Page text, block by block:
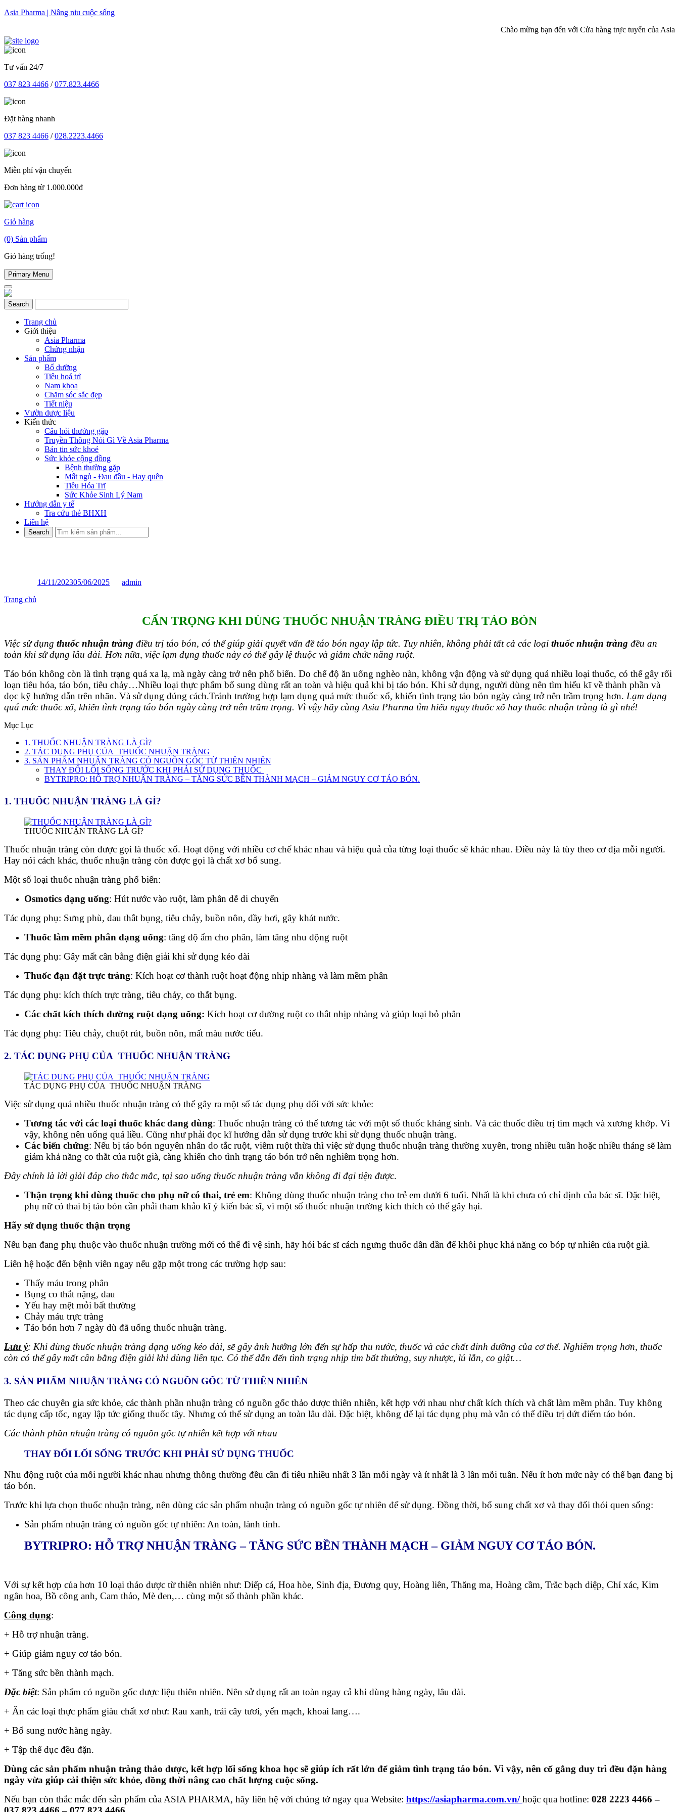
Skip
Asia Pharma | Nâng niu cuộc sống
Chào mừng bạn đến với Cửa hàng trực tuyến của Asia Pharma
Tư vấn 24/7
037 823 4466 /077.823.4466
Đặt hàng nhanh
037 823 4466 /028.2223.4466
Miễn phí vận chuyển
Đơn hàng từ 1.000.000đ
Giỏ hàng
(0) Sản phẩm
Giỏ hàng trống!
Primary Menu
Trang chủ
Giới thiệu
Asia Pharma
Chứng nhận
Sản phẩm
Bổ dưỡng
Tiêu hoá trĩ
Nam khoa
Chăm sóc sắc đẹp
Tiết niệu
Vườn dược liệu
Kiến thức
Câu hỏi thường gặp
Truyền Thông Nói Gì Về Asia Pharma
Bản tin sức khoẻ
Sức khỏe cộng đồng
Bệnh thường gặp
Mất ngủ - Đau đầu - Hay quên
Tiêu Hóa Trĩ
Sức Khỏe Sinh Lý Nam
Hướng dẫn y tế
Tra cứu thẻ BHXH
Liên hệ
14/11/202305/06/2025
admin
Trang chủ
CẨN TRỌNG KHI DÙNG THUỐC NHUẬN TRÀNG ĐIỀU TRỊ TÁO BÓN
Việc sử dụng thuốc nhuận tràng điều trị táo bón, có thể giúp giải quyết vấn đề táo bón ngay lập tức. Tuy nhiên, không phải tất cả các loại thuốc nhuận tràng đều an
toàn khi sử dụng lâu dài. Hơn nữa, việc lạm dụng thuốc này có thể gây lệ thuộc và giảm chức năng ruột.
Táo bón không còn là tình trạng quá xa lạ, mà ngày càng trở nên phổ biến. Do chế độ ăn uống nghèo nàn, không vận động và sử dụng quá nhiều loại thuốc, có thể gây rối
loạn tiêu hóa, táo bón, tiêu chảy…Nhiều loại thực phẩm bổ sung dùng rất an toàn và hiệu quả khi bị táo bón. Khi sử dụng, người dùng nên tìm hiểu kĩ về thành phần và
đọc kỹ hướng dẫn trên nhãn. Và sử dụng đúng cách.Tránh trường hợp lạm dụng quá mức thuốc xổ, khiến tình trạng táo bón ngày càng trở nên trầm trọng hơn. Lạm dụng
quá mức thuốc xổ, khiến tình trạng táo bón ngày càng trở nên trầm trọng. Vì vậy hãy cùng Asia Pharma tìm hiểu ngay thuốc xổ hay thuốc nhuận tràng là gì nhé!
Mục Lục
1. THUỐC NHUẬN TRÀNG LÀ GÌ?
2. TÁC DỤNG PHỤ CỦA THUỐC NHUẬN TRÀNG
3. SẢN PHẨM NHUẬN TRÀNG CÓ NGUỒN GỐC TỪ THIÊN NHIÊN
THAY ĐỔI LỐI SỐNG TRƯỚC KHI PHẢI SỬ DỤNG THUỐC
BYTRIPRO: HỖ TRỢ NHUẬN TRÀNG – TĂNG SỨC BỀN THÀNH MẠCH – GIẢM NGUY CƠ TÁO BÓN.
1. THUỐC NHUẬN TRÀNG LÀ GÌ?
THUỐC NHUẬN TRÀNG LÀ GÌ?
Thuốc nhuận tràng còn được gọi là thuốc xổ. Hoạt động với nhiều cơ chế khác nhau và hiệu quả của từng loại thuốc sẽ khác nhau. Điều này là tùy theo cơ địa mỗi người.
Hay nói cách khác, thuốc nhuận tràng còn được gọi là chất xơ bổ sung.
Một số loại thuốc nhuận tràng phổ biến:
Osmotics dạng uống: Hút nước vào ruột, làm phân dễ di chuyển
Tác dụng phụ: Sưng phù, đau thắt bụng, tiêu chảy, buồn nôn, đầy hơi, gây khát nước.
Thuốc làm mềm phân dạng uống: tăng độ ẩm cho phân, làm tăng nhu động ruột
Tác dụng phụ: Gây mất cân bằng điện giải khi sử dụng kéo dài
Thuốc đạn đặt trực tràng: Kích hoạt cơ thành ruột hoạt động nhịp nhàng và làm mềm phân
Tác dụng phụ: kích thích trực tràng, tiêu chảy, co thắt bụng.
Các chất kích thích đường ruột dạng uống: Kích hoạt cơ đường ruột co thắt nhịp nhàng và giúp loại bỏ phân
Tác dụng phụ: Tiêu chảy, chuột rút, buồn nôn, mất màu nước tiểu.
2. TÁC DỤNG PHỤ CỦA THUỐC NHUẬN TRÀNG
TÁC DỤNG PHỤ CỦA THUỐC NHUẬN TRÀNG
Việc sử dụng quá nhiều thuốc nhuận tràng có thể gây ra một số tác dụng phụ đối với sức khỏe:
Tương tác với các loại thuốc khác đang dùng: Thuốc nhuận tràng có thể tương tác với một số thuốc kháng sinh. Và các thuốc điều trị tim mạch và xương khớp. Vì
vậy, không nên uống quá liều. Cũng như phải đọc kĩ hướng dẫn sử dụng trước khi sử dụng thuốc nhuận tràng.
Các biến chứng: Nếu bị táo bón nguyên nhân do tắc ruột, viêm ruột thừa thì việc sử dụng thuốc nhuận tràng thường xuyên, trong nhiều tuần hoặc nhiều tháng sẽ làm
giảm khả năng co thắt của ruột già, càng khiến cho tình trạng táo bón trở nên nghiêm trọng hơn.
Đây chính là lời giải đáp cho thắc mắc, tại sao uống thuốc nhuận tràng vẫn không đi đại tiện được.
Thận trọng khi dùng thuốc cho phụ nữ có thai, trẻ em: Không dùng thuốc nhuận tràng cho trẻ em dưới 6 tuổi. Nhất là khi chưa có chỉ định của bác sĩ. Đặc biệt,
phụ nữ có thai bị táo bón cần phải tham khảo kĩ ý kiến bác sĩ, vì một số thuốc nhuận trường kích thích có thể gây hại.
Hãy sử dụng thuốc thận trọng
Nếu bạn đang phụ thuộc vào thuốc nhuận trường mới có thể đi vệ sinh, hãy hỏi bác sĩ cách ngưng thuốc dần dần để khôi phục khả năng co bóp tự nhiên của ruột già.
Liên hệ hoặc đến bệnh viên ngay nếu gặp một trong các trường hợp sau:
Thấy máu trong phân
Bụng co thắt nặng, đau
Yếu hay mệt mỏi bất thường
Chảy máu trực tràng
Táo bón hơn 7 ngày dù đã uống thuốc nhuận tràng.
Lưu ý: Khi dùng thuốc nhuận tràng dạng uống kéo dài, sẽ gây ảnh hưởng lớn đến sự hấp thu nước, thuốc và các chất dinh dưỡng của cơ thể. Nghiêm trọng hơn, thuốc
còn có thể gây mất cân bằng điện giải khi dùng liên tục. Có thể dẫn đến tình trạng nhịp tim bất thường, suy nhược, lú lẫn, co giật…
3. SẢN PHẨM NHUẬN TRÀNG CÓ NGUỒN GỐC TỪ THIÊN NHIÊN
Theo các chuyên gia sức khỏe, các thành phần nhuận tràng có nguồn gốc thảo dược thiên nhiên, kết hợp với nhau như chất kích thích và chất làm mềm phân. Tuy không
tác dụng cấp tốc, ngay lập tức giống thuốc tây. Nhưng có thể sử dụng an toàn lâu dài. Đặc biệt, không để lại tác dụng phụ mà vẫn có thể điều trị dứt điểm táo bón.
Các thành phần nhuận tràng có nguồn gốc tự nhiên kết hợp với nhau
THAY ĐỔI LỐI SỐNG TRƯỚC KHI PHẢI SỬ DỤNG THUỐC
Nhu động ruột của mỗi người khác nhau nhưng thông thường đều cần đi tiêu nhiều nhất 3 lần mỗi ngày và ít nhất là 3 lần mỗi tuần. Nếu ít hơn mức này có thể bạn đang bị
táo bón.
Trước khi lựa chọn thuốc nhuận tràng, nên dùng các sản phẩm nhuận tràng có nguồn gốc tự nhiên để sử dụng. Đồng thời, bổ sung chất xơ và thay đổi thói quen sống:
Sản phẩm nhuận tràng có nguồn gốc tự nhiên: An toàn, lành tính.
BYTRIPRO: HỖ TRỢ NHUẬN TRÀNG – TĂNG SỨC BỀN THÀNH MẠCH – GIẢM NGUY CƠ TÁO BÓN.
Với sự kết hợp của hơn 10 loại thảo dược từ thiên nhiên như: Diếp cá, Hoa hòe, Sinh địa, Đương quy, Hoàng liên, Thăng ma, Hoàng cầm, Trắc bạch diệp, Chỉ xác, Kim
ngân hoa, Bồ công anh, Cam thảo, Mè đen,… cùng một số thành phần khác.
Công dụng:
+ Hỗ trợ nhuận tràng.
+ Giúp giảm nguy cơ táo bón.
+ Tăng sức bền thành mạch.
Đặc biệt: Sản phẩm có nguồn gốc dược liệu thiên nhiên. Nên sử dụng rất an toàn ngay cả khi dùng hàng ngày, lâu dài.
+ Ăn các loại thực phẩm giàu chất xơ như: Rau xanh, trái cây tươi, yến mạch, khoai lang….
+ Bổ sung nước hàng ngày.
+ Tập thể dục đều đặn.
Dùng các sản phẩm nhuận tràng thảo dược, kết hợp lối sống khoa học sẽ giúp ích rất lớn để giảm tình trạng táo bón. Vì vậy, nên cố gắng duy trì đều đặn hàng
ngày vừa giúp cải thiện sức khỏe, đồng thời nâng cao chất lượng cuộc sống.
Nếu bạn còn thắc mắc đến sản phẩm của ASIA PHARMA, hãy liên hệ với chúng tớ ngay qua Website: https://asiapharma.com.vn/ hoặc qua hotline: 028 2223 4466 –